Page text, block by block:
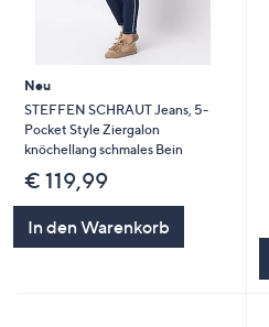
Neu
STEFFEN SCHRAUT Jeans, 5-
Pocket Style Ziergalon
knöchellang schmales Bein
€ 119,99
In den Warenkorb